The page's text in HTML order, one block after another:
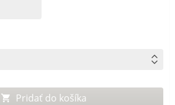
Pridať do košíka